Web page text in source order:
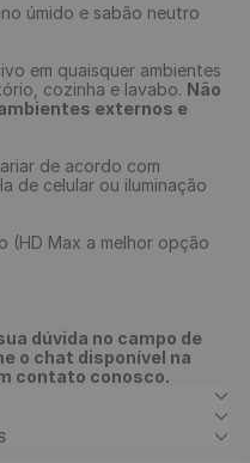
úmido e sabão neutro
em quaisquer ambientes
cozinha e lavabo. Não
externos e
de acordo com
de celular ou iluminação
(HD Max a melhor opção
dúvida no campo de
o chat disponível na
contato conosco.